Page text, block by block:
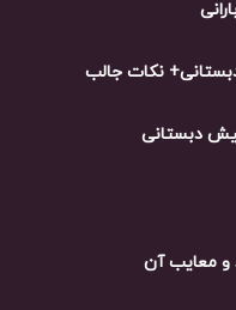
و معایب آن